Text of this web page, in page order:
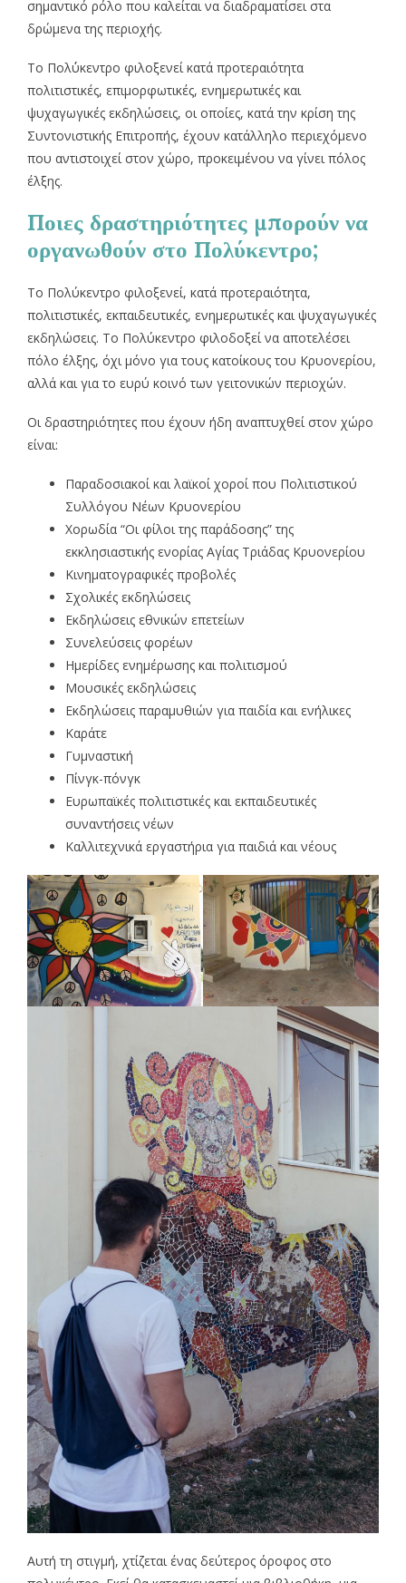
σημαντικό ρόλο που καλείται να διαδραματίσει στα
δρώμενα της περιοχής.
Το Πολ΄΄υκεντρο φιλοξενεί κατά προτεραιότητα
πολιτιστικές, επιμορφωτικές, ενημερωτικές και
ψυχαγωγικές εκδηλώσεις, οι οποίες, κατά την κρίση της
Συντονιστικής Επιτροπής, έχουν κατάλληλο περιεχόμενο
που αντιστοιχεί στον χώρο, προκειμένου να γίνει πόλος
έλξης.
Ποιες δραστηριότητες μπορούν να
οργανωθούν στο Πολύκεντρο;
Το Πολύκεντρο φιλοξενεί, κατά προτεραιότητα,
πολιτιστικές, εκπαιδευτικές, ενημερωτικές και ψυχαγωγικές
εκδηλώσεις. Το Πολύκεντρο φιλοδοξεί να αποτελέσει
πόλο έλξης, όχι μόνο για τους κατοίκους του Κρυονερίου,
αλλά και για το ευρύ κοινό των γειτονικών περιοχών.
Οι δραστηριότητες που έχουν ήδη αναπτυχθεί στον χώρο
είναι:
Παραδοσιακοί και λαϊκοί χοροί που Πολιτιστικού
Συλλόγου Νέων Κρυονερίου
Χορωδία “Οι φίλοι της παράδοσης” της
εκκλησιαστικής ενορίας Αγίας Τριάδας Κρυονερίου
Κινηματογραφικές προβολές
Σχολικές εκδηλώσεις
Εκδηλώσεις εθνικών επετείων
Συνελεύσεις φορέων
Ημερίδες ενημέρωσης και πολιτισμού
Μουσικές εκδηλώσεις
Εκδηλώσεις παραμυθιών για παιδία και ενήλικες
Καράτε
Γυμναστική
Πίνγκ-πόνγκ
Ευρωπαϊκές πολιτιστικές και εκπαιδευτικές
συναντήσεις νέων
Καλλιτεχνικά εργαστήρια για παιδιά και νέους
Αυτή τη στιγμή, χτίζεται ένας δεύτερος όροφος στο